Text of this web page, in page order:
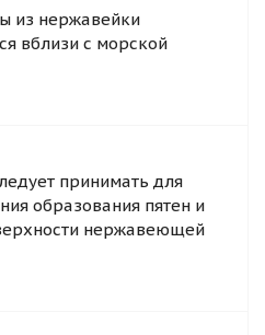
из нержавейки
вблизи с морской
принимать для
образования пятен и
нержавеющей